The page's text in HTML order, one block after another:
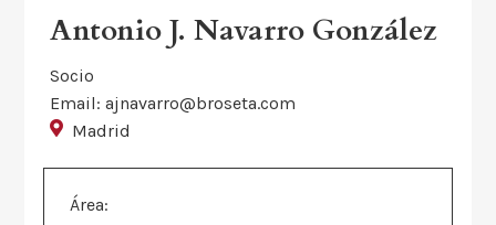
Antonio J. Navarro González
Socio
Email: ajnavarro@broseta.com
Madrid
Área: